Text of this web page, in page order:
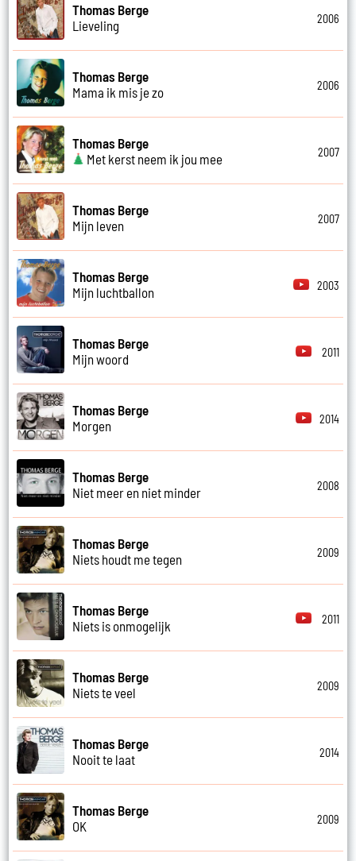
Thomas Berge
Lieveling
2006
Thomas Berge
Mama ik mis je zo
2006
Thomas Berge
Met kerst neem ik jou mee
2007
Thomas Berge
Mijn leven
2007
Thomas Berge
Mijn luchtballon
2003
Thomas Berge
Mijn woord
2011
Thomas Berge
Morgen
2014
Thomas Berge
Niet meer en niet minder
2008
Thomas Berge
Niets houdt me tegen
2009
Thomas Berge
Niets is onmogelijk
2011
Thomas Berge
Niets te veel
2009
Thomas Berge
Nooit te laat
2014
Thomas Berge
OK
2009